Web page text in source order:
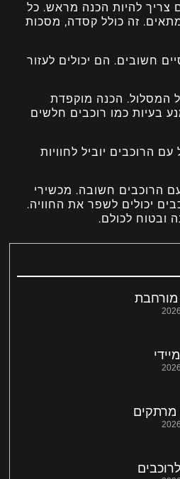
מורחבת
מרתקים
צריך להיות הכנה מראש. כל
זה כולל קסדה, מסכות
חשובים. הם יכולים לעזור
המסלול. הכנה מוקפדת
בעיות כמו רוכבים חלשים
הרוכבים יוביל לחוויות
הרוכבים חשובה. מכשירי
יכולים לשפר את החוויה.
ובטוח לכולם.